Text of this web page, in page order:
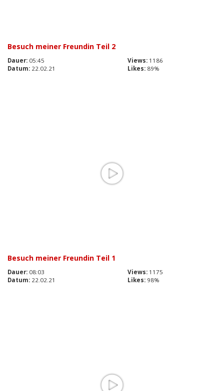
Besuch meiner Freundin Teil 2
Dauer: 05:45 Views: 1186
Datum: 22.02.21 Likes: 89%
Besuch meiner Freundin Teil 1
Dauer: 08:03 Views: 1175
Datum: 22.02.21 Likes: 98%